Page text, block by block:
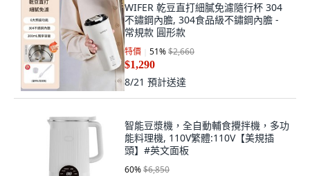
WIFER 乾豆直打細膩免濾隨行杯 304
不鏽鋼內膽, 304食品級不鏽鋼內膽 -
常規款 圓形款
特價 51%$2,660
$1,290
8/21 預計送達
智能豆漿機，全自動輔食攪拌機，多功
能料理機, 110V繁體:110V【美規插
頭】#英文面板
60%$6,850